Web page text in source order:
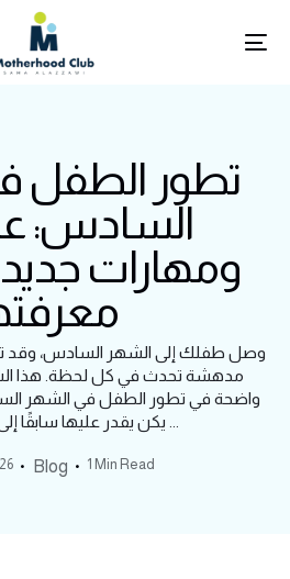
تطور الطفل
السادس:
ومهارات
وصل طفلك إلى الشهر السادس، وقد
مدهشة تحدث في كل لحظة. هذا
واضحة في تطور الطفل في الشهر
Blog 1 Min Read